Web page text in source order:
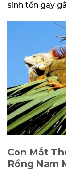
sinh tồn gay
Con Mắt
Rồng Nam